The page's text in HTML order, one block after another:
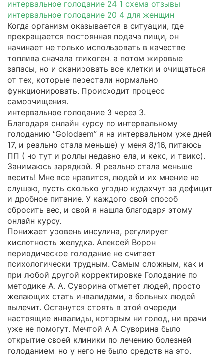
интервальное голодание 24 1 схема отзывы
интервальное голодание 20 4 для женщин
Когда организм оказывается в ситуации, где
прекращается постоянная подача пищи, он
начинает не только использовать в качестве
топлива сначала гликоген, а потом жировые
запасы, но и сканировать все клетки и очищаться
от тех, которые перестали нормально
функционировать. Происходит процесс
самоочищения.
интервальное голодание 3 через 3.
Благодаря онлайн курсу по интервальному
голоданию “Golodaem” я на интервальном уже дней
17, и реально стала меньше) у меня 8/16, питаюсь
ПП ( но тут и роллы недавно ела, и кекс, и твикс).
Занимаюсь зарядкой. Я реально стала меньше
весить! Мне все нравится, людей и их мнение не
слушаю, пусть сколько угодно кудахчут за дефицит
и дробное питание. У каждого свой способ
сбросить вес, и свой я нашла благодаря этому
онлайн курсу.
Понижает уровень инсулина, регулирует
кислотность желудка. Алексей Ворон
периодическое голодание не считает
психологически трудным. Самым сложным, как и
при любой другой корректировке Голодание по
методике А. А. Суворина отметет людей, просто
желающих стать инвалидами, а больных людей
вылечит. Останутся стоять в этой очереди
настоящие инвалиды, которым ни голод, ни врачи
уже не помогут. Мечтой А А Суворина было
открытие своей клиники по лечению болезней
голоданием, но у него не было средств на это.